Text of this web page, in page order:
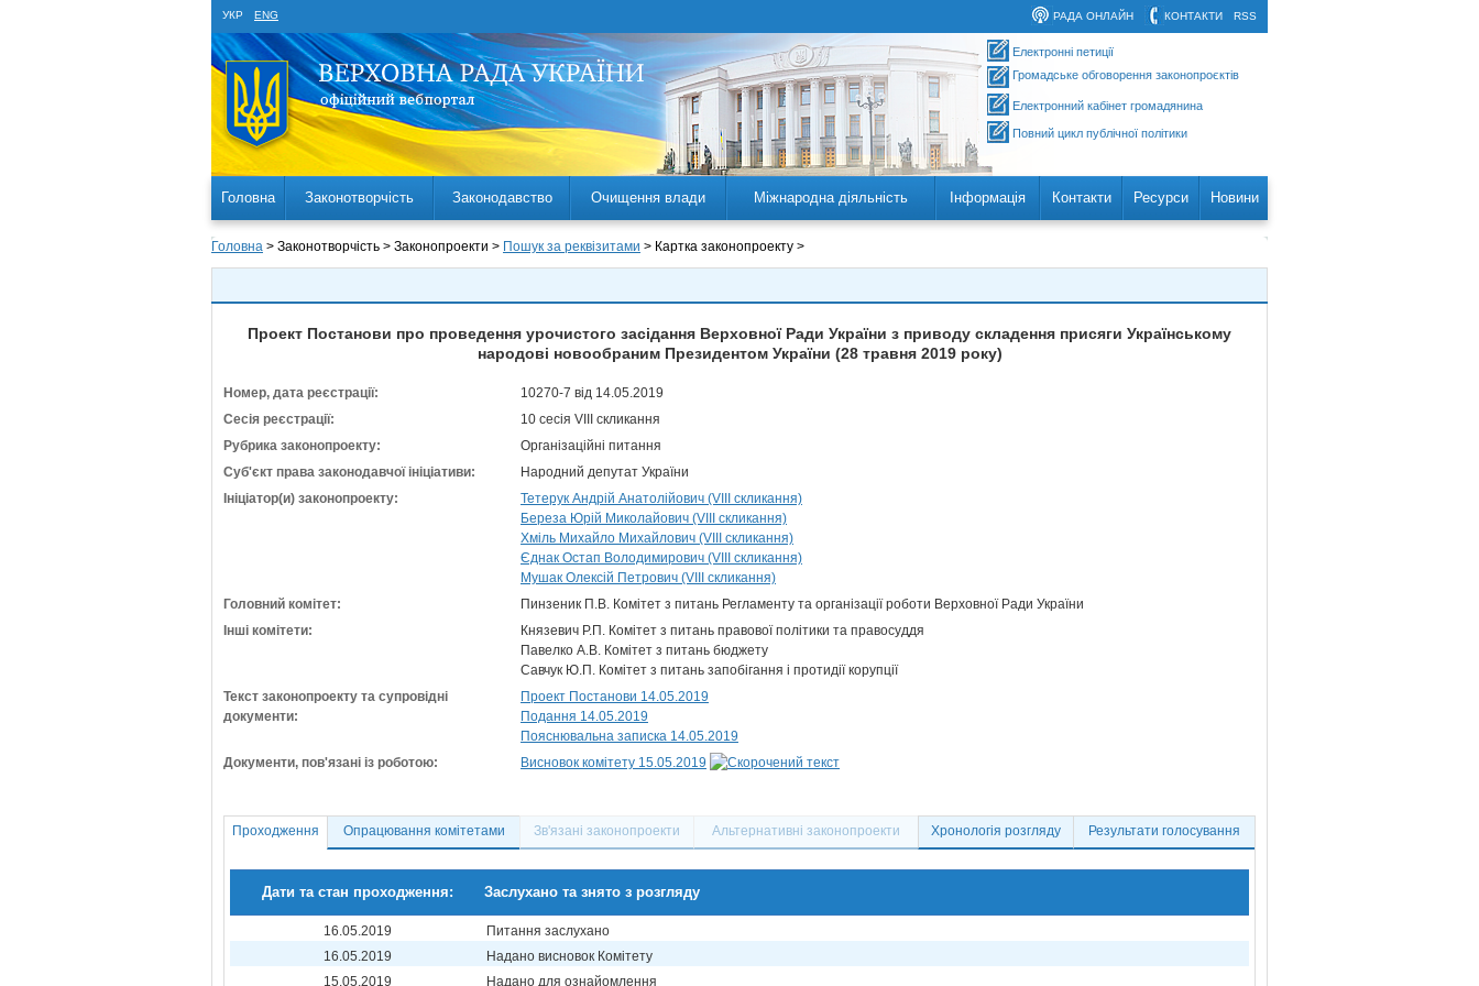
УКР ENG RSS
КОНТАКТИ
РАДА ОНЛАЙН
Електронні петиції
Громадське обговорення законопроєктів
Електронний кабінет громадянина
Повний цикл публічної політики
Головна Законотворчість Законодавство Очищення влади Міжнародна діяльність Інформація Контакти Ресурси Новини
Головна > Законотворчість > Законопроекти > Пошук за реквізитами > Картка законопроекту >
Проект Постанови про проведення урочистого засідання Верховної Ради України з приводу складення присяги Українському
народові новообраним Президентом України (28 травня 2019 року)
Номер, дата реєстрації:
10270-7 від 14.05.2019
Сесія реєстрації:
10 сесія VIII скликання
Рубрика законопроекту:
Організаційні питання
Суб'єкт права законодавчої ініціативи:
Народний депутат України
Ініціатор(и) законопроекту:
Тетерук Андрій Анатолійович (VIII скликання)
Береза Юрій Миколайович (VIII скликання)
Хміль Михайло Михайлович (VIII скликання)
Єднак Остап Володимирович (VIII скликання)
Мушак Олексій Петрович (VIII скликання)
Головний комітет:
Пинзеник П.В. Комітет з питань Регламенту та організації роботи Верховної Ради України
Інші комітети:
Князевич Р.П. Комітет з питань правової політики та правосуддя
Павелко А.В. Комітет з питань бюджету
Савчук Ю.П. Комітет з питань запобігання і протидії корупції
Текст законопроекту та супровідні
документи:
Проект Постанови 14.05.2019
Подання 14.05.2019
Пояснювальна записка 14.05.2019
Документи, пов'язані із роботою:
Висновок комітету 15.05.2019
Проходження Опрацювання комітетами Зв'язані законопроекти Альтернативні законопроекти Хронологія розгляду Результати голосування
Дати та стан проходження: Заслухано та знято з розгляду
16.05.2019
Питання заслухано
16.05.2019
Надано висновок Комітету
15.05.2019
Надано для ознайомлення